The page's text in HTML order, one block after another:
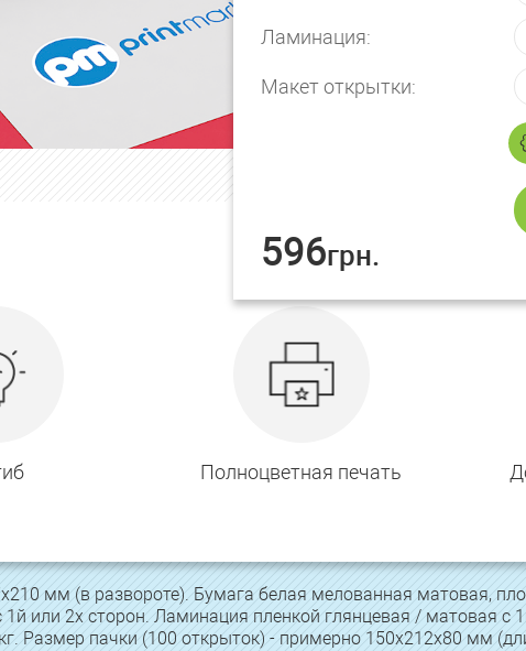
Ламинация:
Макет открытки:
596грн.
Полноцветная печать
мм (в развороте). Бумага белая мелованная матовая,
или 2х сторон. Ламинация пленкой глянцевая / матовая с
Размер пачки (100 открыток) - примерно 150х212х80 мм